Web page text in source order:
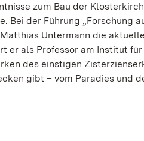
zum Bau der
Bei der Führung „Forschung
Untermann die aktuelle
er als Professor am Institut für
des einstigen
gibt – vom Paradies und